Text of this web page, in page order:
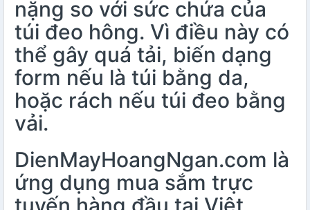
nặng so với sức chứa của
túi đeo hông. Vì điều này có
thể gây quá tải, biến dạng
form nếu là túi bằng da,
hoặc rách nếu túi đeo bằng
vải.
DienMayHoangNgan.com là
ứng dụng mua sắm trực